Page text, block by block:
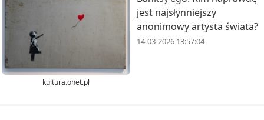
kultura.onet.pl
jest najsłynniejszy
anonimowy artysta świata?
14-03-2026 13:57:04